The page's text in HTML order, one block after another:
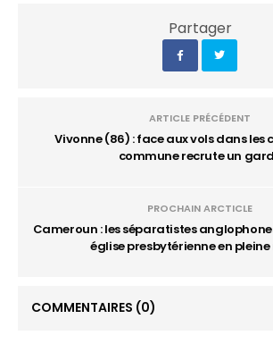
Partager
ARTICLE PRÉCÉDENT
Vivonne (86) : face aux vols dans les
commune recrute un
PROCHAIN ARCTICLE
Cameroun : les séparatistes
église presbytérienne en pleine
COMMENTAIRES (0)